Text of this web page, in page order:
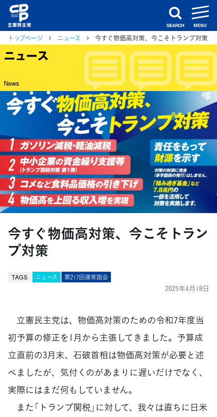
search
トップページ ニュース 今すぐ物価高対策、今こそトランプ対策
ニュース
News
今すぐ物価高対策、今こそトラン
プ対策
TAGS ニュース 第217回通常国会
2025年4月18日
立憲民主党は、物価高対策のための令和7年度当
初予算の修正を1月から主張してきました。予算成
立直前の3月末、石破首相は物価高対策が必要と述
べましたが、気付くのがあまりに遅いだけでなく、
実際にはまだ何もしていません。
また「トランプ関税」に対して、我々は直ちに日米